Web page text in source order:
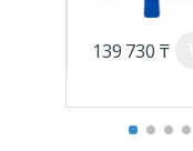
139 730 ₸